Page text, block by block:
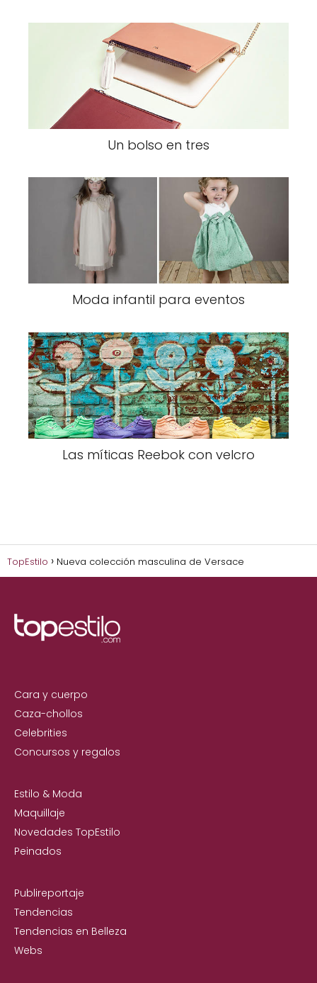
Un bolso en tres
Moda infantil para eventos
Las míticas Reebok con velcro
TopEstilo Nueva colección masculina de Versace
Cara y cuerpo
Caza-chollos
Celebrities
Concursos y regalos
Estilo & Moda
Maquillaje
Novedades TopEstilo
Peinados
Publireportaje
Tendencias
Tendencias en Belleza
Webs